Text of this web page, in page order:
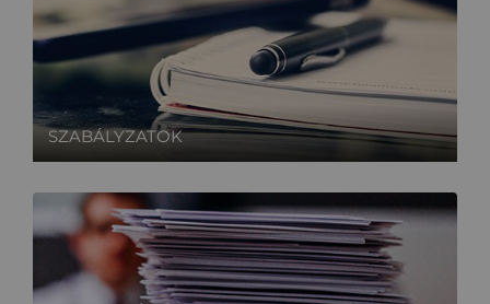
SZABÁLYZATOK